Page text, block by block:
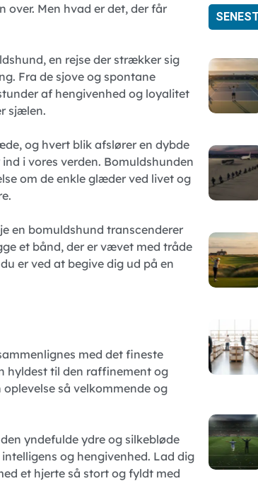
over. Men hvad er det, der får
en rejse der strækker sig
Fra de sjove og spontane
af hengivenhed og loyalitet
sjælen.
og hvert blik afslører en dybde
i vores verden. Bomuldshunden
om de enkle glæder ved livet og
en bomuldshund transcenderer
et bånd, der er vævet med tråde
er ved at begive dig ud på en
med det fineste
hyldest til den raffinement og
så velkommende og
yndefulde ydre og silkebløde
og hengivenhed. Lad dig
et hjerte så stort og fyldt med